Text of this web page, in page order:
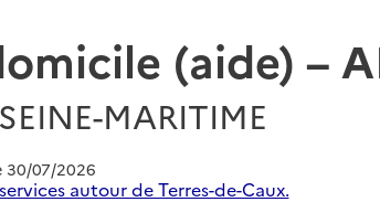
(aide) –
MARITIME
30/07/2026
autour de Terres-de-Caux.